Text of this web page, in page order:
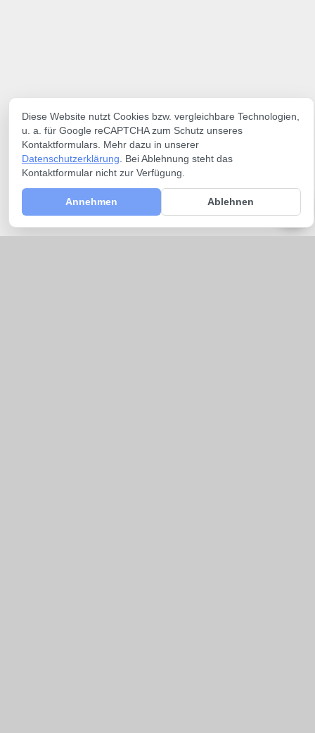
Diese Website nutzt Cookies bzw. vergleichbare Technologien,
u. a. für Google reCAPTCHA zum Schutz unseres
Kontaktformulars. Mehr dazu in unserer
Datenschutzerklärung . Bei Ablehnung steht das
Kontaktformular nicht zur Verfügung.
Annehmen Ablehnen